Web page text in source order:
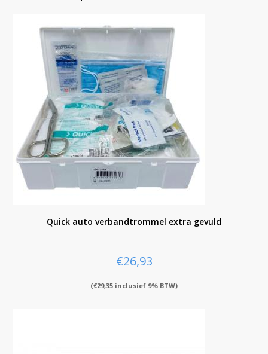
Quick auto verbandtrommel extra gevuld
€26,93
(€29,35 inclusief 9% BTW)